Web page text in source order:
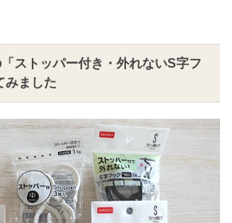
ストッパー付き・外れないS字フ
みました